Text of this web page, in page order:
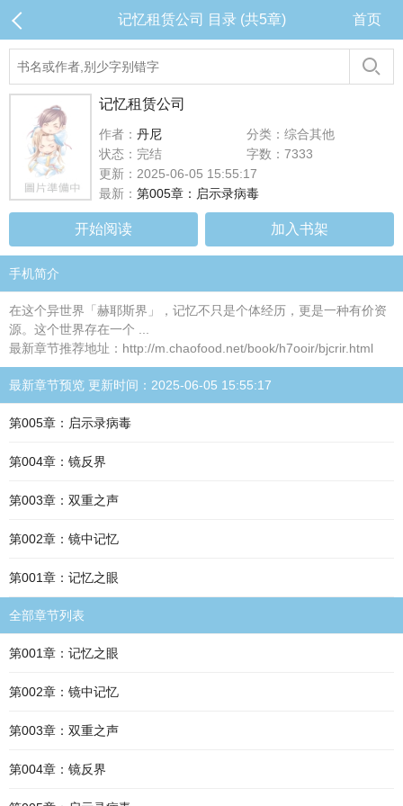
记忆租赁公司 目录 (共5章) 首页
记忆租赁公司
作者： 丹尼
分类：综合其他
状态：完结
字数：7333
更新：2025-06-05 15:55:17
最新： 第005章：启示录病毒
开始阅读 加入书架
手机简介
在这个异世界「赫耶斯界」，记忆不只是个体经历，更是一种有价资
源。这个世界存在一个 ...
最新章节推荐地址：http://m.chaofood.net/book/h7ooir/bjcrir.html
最新章节预览 更新时间：2025-06-05 15:55:17
第005章：启示录病毒
第004章：镜反界
第003章：双重之声
第002章：镜中记忆
第001章：记忆之眼
全部章节列表
第001章：记忆之眼
第002章：镜中记忆
第003章：双重之声
第004章：镜反界